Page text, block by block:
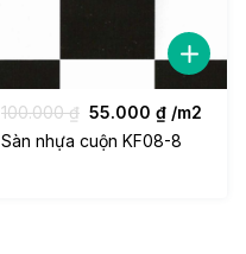
100.000₫ 55.000 ₫ /m2
Sàn nhựa cuộn KF08-8